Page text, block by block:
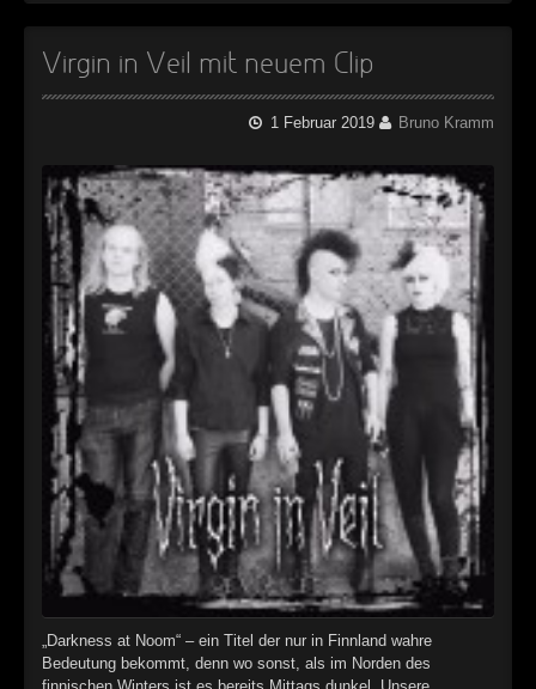
Virgin in Veil mit neuem Clip
1 Februar 2019 Bruno Kramm
„Darkness at Noom“ – ein Titel der nur in Finnland wahre
Bedeutung bekommt, denn wo sonst, als im Norden des